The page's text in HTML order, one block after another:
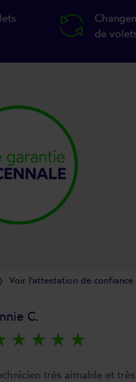
de
Voir l'attestation de
C.
star_rate star_rate star_rate star_rate
très aimable et